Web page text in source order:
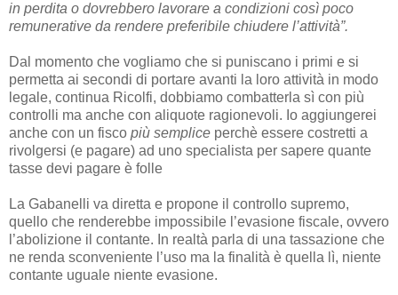
in perdita o dovrebbero lavorare a condizioni così poco
remunerative da rendere preferibile chiudere l’attività”.
Dal momento che vogliamo che si puniscano i primi e si
permetta ai secondi di portare avanti la loro attività in modo
legale, continua Ricolfi, dobbiamo combatterla sì con più
controlli ma anche con aliquote ragionevoli. Io aggiungerei
anche con un fisco più semplice perchè essere costretti a
rivolgersi (e pagare) ad uno specialista per sapere quante
tasse devi pagare è folle
La Gabanelli va diretta e propone il controllo supremo,
quello che renderebbe impossibile l’evasione fiscale, ovvero
l’abolizione il contante. In realtà parla di una tassazione che
ne renda sconveniente l’uso ma la finalità è quella lì, niente
contante uguale niente evasione.